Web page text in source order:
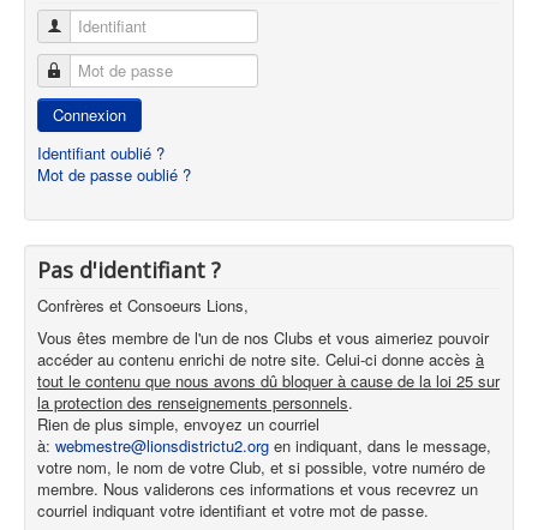
Identifiant
Mot de passe
Connexion
Identifiant oublié ?
Mot de passe oublié ?
Pas d'identifiant ?
Confrères et Consoeurs Lions,
Vous êtes membre de l'un de nos Clubs et vous aimeriez pouvoir
accéder au contenu enrichi de notre site. Celui-ci donne accès à
tout le contenu que nous avons dû bloquer à cause de la loi 25 sur
la protection des renseignements personnels.
Rien de plus simple, envoyez un courriel
à: webmestre@lionsdistrictu2.org en indiquant, dans le message,
votre nom, le nom de votre Club, et si possible, votre numéro de
membre. Nous validerons ces informations et vous recevrez un
courriel indiquant votre identifiant et votre mot de passe.